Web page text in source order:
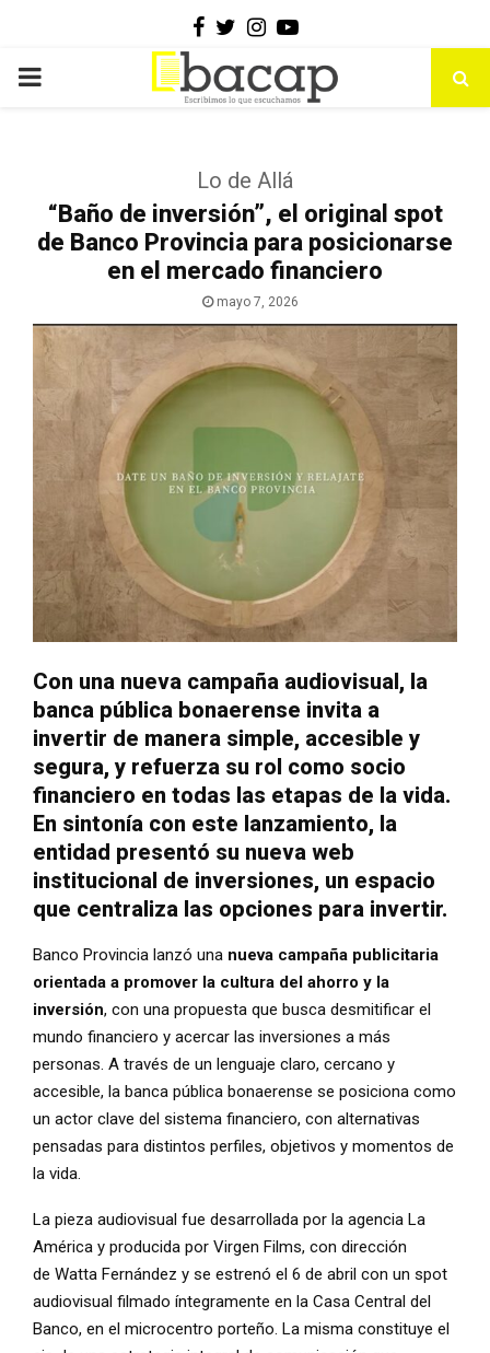
Facebook
Twitter
Instagram
Youtube
PRIMARY
Lo de Allá
“Baño de inversión”, el original spot
de Banco Provincia para posicionarse
en el mercado financiero
mayo 7, 2026
Con una nueva campaña audiovisual, la
banca pública bonaerense invita a
invertir de manera simple, accesible y
segura, y refuerza su rol como socio
financiero en todas las etapas de la vida.
En sintonía con este lanzamiento, la
entidad presentó su nueva web
institucional de inversiones, un espacio
que centraliza las opciones para invertir.
Banco Provincia lanzó una nueva campaña publicitaria
orientada a promover la cultura del ahorro y la
inversión, con una propuesta que busca desmitificar el
mundo financiero y acercar las inversiones a más
personas. A través de un lenguaje claro, cercano y
accesible, la banca pública bonaerense se posiciona como
un actor clave del sistema financiero, con alternativas
pensadas para distintos perfiles, objetivos y momentos de
la vida.
La pieza audiovisual fue desarrollada por la agencia La
América y producida por Virgen Films, con dirección
de Watta Fernández y se estrenó el 6 de abril con un spot
audiovisual filmado íntegramente en la Casa Central del
Banco, en el microcentro porteño. La misma constituye el